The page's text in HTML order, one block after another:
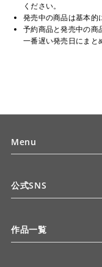
ください。
発売中の商品は基本的
予約商品と発売中の商
一番遅い発売日にまと
Menu
公式SNS
作品一覧